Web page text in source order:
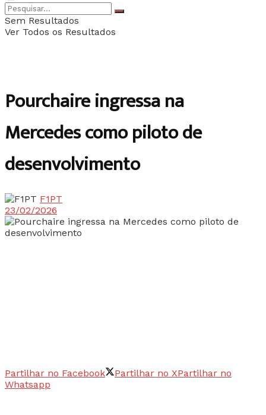
Sem Resultados
Ver Todos os Resultados
Pourchaire ingressa na
Mercedes como piloto de
desenvolvimento
F1PT
23/02/2026
Partilhar no Facebook Partilhar no XPartilhar no
Whatsapp